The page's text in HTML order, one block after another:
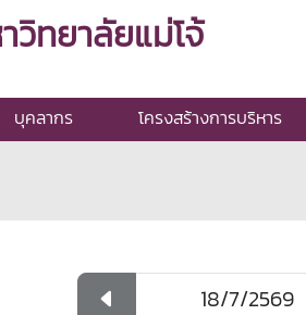
ทยาลัยแม่โจ้
บุคลากร โครงสร้างการบริหาร